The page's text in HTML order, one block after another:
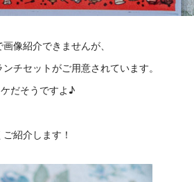
像紹介できませんが、
チセットがご用意されています。
だそうですよ♪
紹介します！